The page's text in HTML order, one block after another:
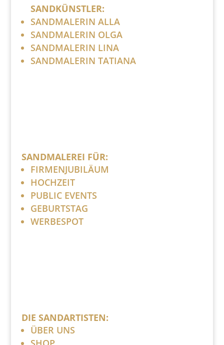
SANDKÜNSTLER:
SANDMALERIN ALLA
SANDMALERIN OLGA
SANDMALERIN LINA
SANDMALERIN TATIANA
SANDMALEREI FÜR:
FIRMENJUBILÄUM
HOCHZEIT
PUBLIC EVENTS
GEBURTSTAG
WERBESPOT
DIE SANDARTISTEN:
ÜBER UNS